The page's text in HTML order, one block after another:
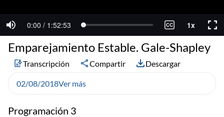
Programación 3
Emparejamiento Estable. Gale-Shapley
Transcripción Compartir Descargar
02/08/2018Ver más